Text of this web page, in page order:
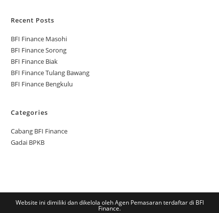
Recent Posts
BFI Finance Masohi
BFI Finance Sorong
BFI Finance Biak
BFI Finance Tulang Bawang
BFI Finance Bengkulu
Categories
Cabang BFI Finance
Gadai BPKB
Website ini dimiliki dan dikelola oleh Agen Pemasaran terdaftar di BFI
Finance.